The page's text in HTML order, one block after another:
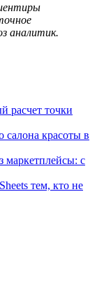
аналитик.
расчет точки
салона красоты в
маркетплейсы: с
тем, кто не